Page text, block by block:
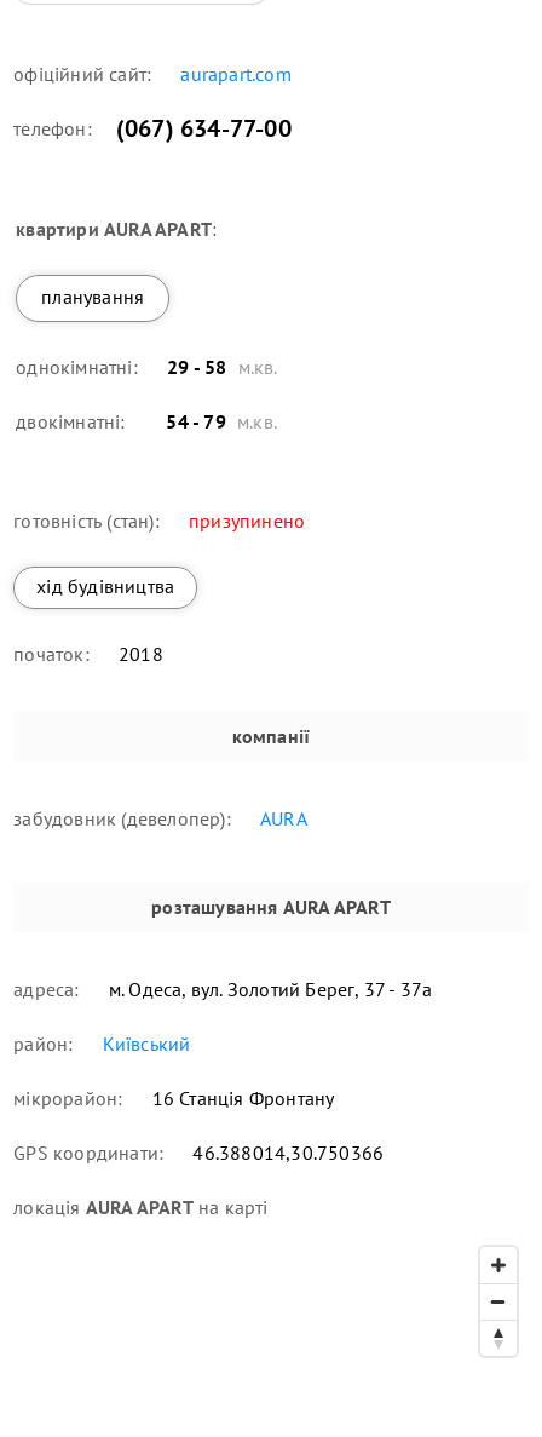
офіційний сайт: aurapart.com
телефон: (067) 634-77-00
квартири AURA APART:
планування
однокімнатні: 29 - 58 м.кв.
двокімнатні: 54 - 79 м.кв.
готовність (стан): призупинено
хід будівництва
початок: 2018
компанії
забудовник (девелопер): AURA
розташування AURA APART
адреса: м. Одеса, вул. Золотий Берег, 37 - 37а
район: Київський
мікрорайон: 16 Станція Фронтану
GPS координати: 46.388014,30.750366
локація AURA APARTна карті